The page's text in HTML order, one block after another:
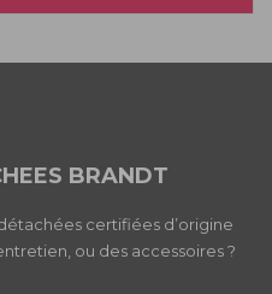
BRANDT
certifiées d’origine
ou des accessoires ?